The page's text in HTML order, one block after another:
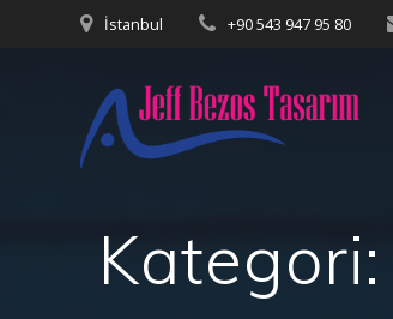
İstanbul +90 543 947 95 80
Kategori: